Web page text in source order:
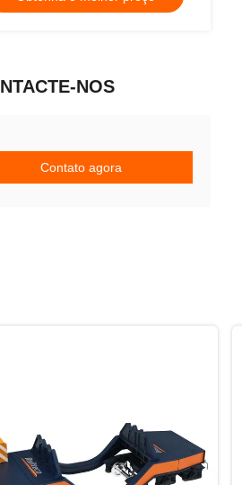
NOS
Contato agora